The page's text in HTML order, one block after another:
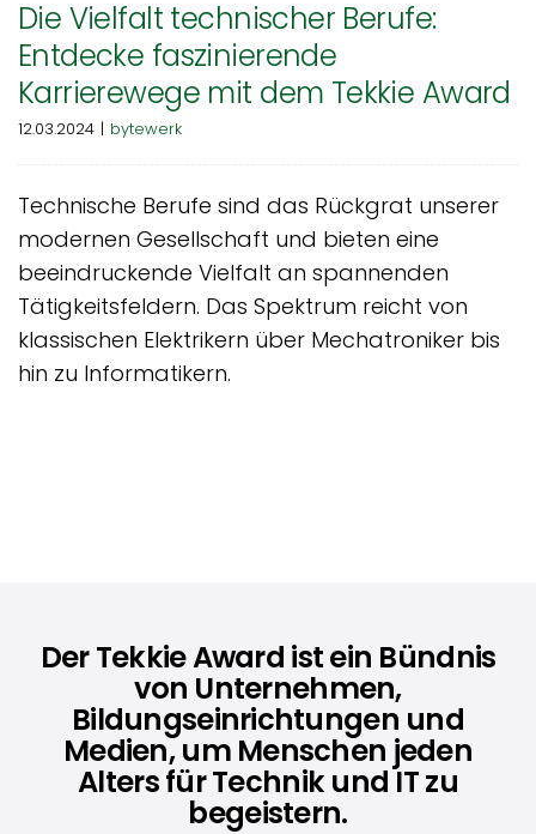
Die Vielfalt technischer Berufe:
Entdecke faszinierende
Karrierewege mit dem Tekkie Award
12.03.2024 | bytewerk
Technische Berufe sind das Rückgrat unserer
modernen Gesellschaft und bieten eine
beeindruckende Vielfalt an spannenden
Tätigkeitsfeldern. Das Spektrum reicht von
klassischen Elektrikern über Mechatroniker bis
hin zu Informatikern.
Der Tekkie Award ist ein Bündnis
von Unternehmen,
Bildungseinrichtungen und
Medien, um Menschen jeden
Alters für Technik und IT zu
begeistern.